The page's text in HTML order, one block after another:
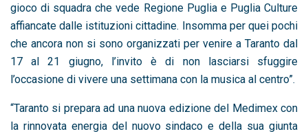
gioco di squadra che vede Regione Puglia e Puglia Culture
affiancate dalle istituzioni cittadine. Insomma per quei pochi
che ancora non si sono organizzati per venire a Taranto dal
17 al 21 giugno, l’invito è di non lasciarsi sfuggire
l’occasione di vivere una settimana con la musica al centro”.
“Taranto si prepara ad una nuova edizione del Medimex con
la rinnovata energia del nuovo sindaco e della sua giunta